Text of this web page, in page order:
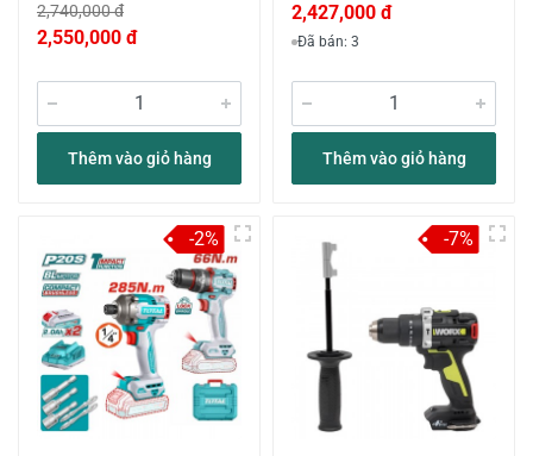
2,740,000 đ
2,550,000 đ
Thêm vào giỏ hàng
2,427,000 đ
Đã bán: 3
Thêm vào giỏ hàng
-2% -7%